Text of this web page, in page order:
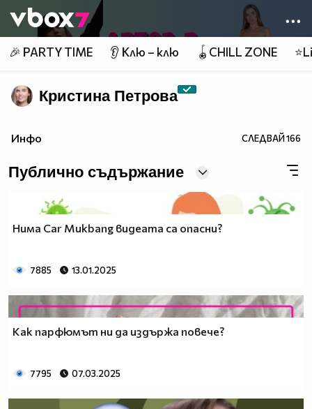
👾
🎉 PARTY TIME 👂 Клю – клю 🪀CHILL ZONE
Кристина Петрова
Инфо СЛЕДВАЙ166
Публично съдържание
Нима Car Mukbang видеата са опасни?
7885 13.01.2025
Как парфюмът ни да издържа повече?
7795 07.03.2025